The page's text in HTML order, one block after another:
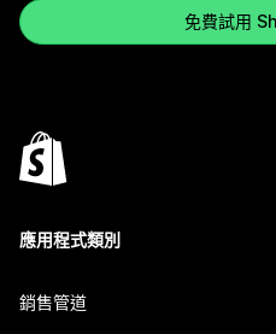
免費試用
應用程式類別
銷售管道